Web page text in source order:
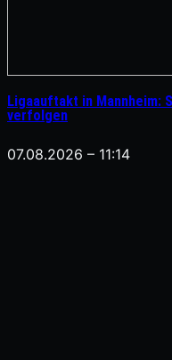
Ligaauftakt in Mannheim:
verfolgen
07.08.2026 – 11:14